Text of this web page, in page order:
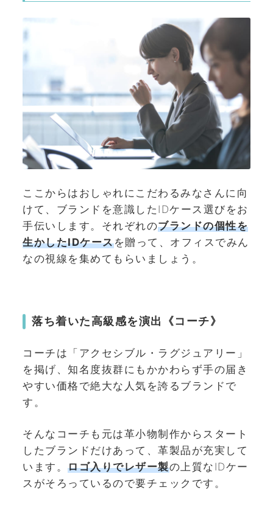
ここからはおしゃれにこだわるみなさんに向
けて、ブランドを意識したIDケース選びをお
手伝いします。それぞれのブランドの個性を
生かしたIDケースを贈って、オフィスでみん
なの視線を集めてもらいましょう。
落ち着いた高級感を演出《コーチ》
コーチは「アクセシブル・ラグジュアリー」
を掲げ、 知名度抜群にもかかわらず手の届き
やすい価格で絶大な人気を誇るブランドで
す。
そんなコーチも元は革小物制作からスタート
したブランドだけあって、革製品が充実して
います。 ロゴ入りでレザー製の上質なIDケー
スがそろっているので要チェックです。